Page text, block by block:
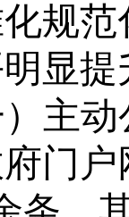
规范
显提
主动
府门